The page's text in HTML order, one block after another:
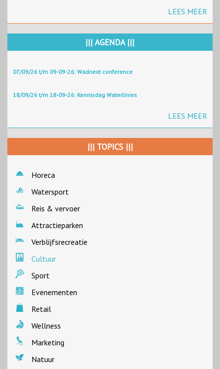
LEES MEER
||| AGENDA |||
07/09/26 t/m 09-09-26: Wadnext conference
18/09/26 t/m 18-09-26: Kennisdag Waterlinies
LEES MEER
||| TOPICS |||
Horeca
Watersport
Reis & vervoer
Attractieparken
Verblijfsrecreatie
Cultuur
Sport
Evenementen
Retail
Wellness
Marketing
Natuur